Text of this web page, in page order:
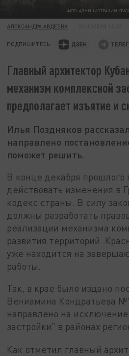
ФОТО: АДМИНИСТРАЦИИ
АЛЕКСАНДРА АВДЕЕВА
ПОДПИШИТЕСЬ:
Главный архитектор
механизм комплексной
предполагает изъятие и
Илья Поздняков
направлено
поможет решить.
В конце декабря прошлого
действовать изменения в
кодекс страны. В силу
должны разработать
реализации механизма
развития территорий.
уже находится на
работы.
Так, в крае было издано
Вениамина Кондратьева
направлено на
застройки" в районах
Как отметил главный